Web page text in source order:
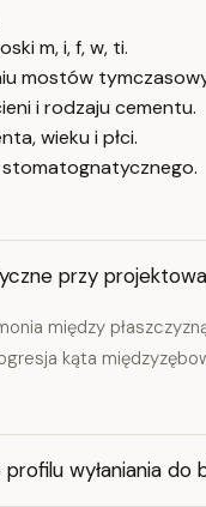
m, i, f, w, ti.
mostów
i rodzaju cementu.
wieku i płci.
stomatognatycznego.
przy
między
kąta
wyłaniania do